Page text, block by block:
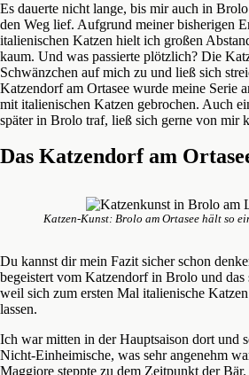
Es dauerte nicht lange, bis mir auch in
den Weg lief. Aufgrund meiner bisherigen
italienischen Katzen hielt ich großen
kaum. Und was passierte plötzlich? Die
Schwänzchen auf mich zu und ließ sich
Katzendorf am Ortasee wurde meine Serie
mit italienischen Katzen gebrochen. Auch
später in Brolo traf, ließ sich gerne von mir
Das Katzendorf am
Katzen-Kunst: Brolo am Ortasee hält so
Du kannst dir mein Fazit sicher schon
begeistert vom Katzendorf in Brolo und das
weil sich zum ersten Mal italienische
lassen.
Ich war mitten in der Hauptsaison dort und
Nicht-Einheimische, was sehr angenehm
Maggiore steppte zu dem Zeitpunkt der Bär.